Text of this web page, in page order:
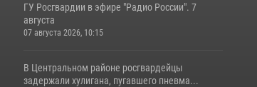
ГУ Росгвардии в эфире "Радио России". 7
августа
07 августа 2026, 10:15
В Центральном районе росгвардейцы
задержали хулигана, пугавшего пневма...